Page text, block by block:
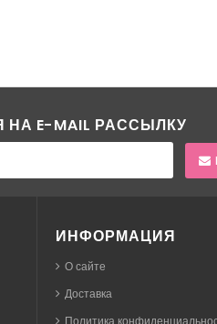
E-MAIL РАССЫЛКУ
ИНФОРМАЦИЯ
О сайте
Доставка
Политика